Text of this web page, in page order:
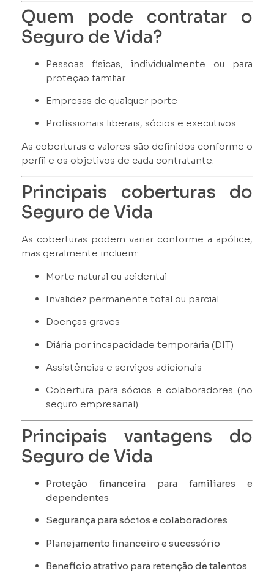
Quem pode contratar o
Seguro de Vida?
Pessoas físicas, individualmente ou para
proteção familiar
Empresas de qualquer porte
Profissionais liberais, sócios e executivos
As coberturas e valores são definidos conforme o
perfil e os objetivos de cada contratante.
Principais coberturas do
Seguro de Vida
As coberturas podem variar conforme a apólice,
mas geralmente incluem:
Morte natural ou acidental
Invalidez permanente total ou parcial
Doenças graves
Diária por incapacidade temporária (DIT)
Assistências e serviços adicionais
Cobertura para sócios e colaboradores (no
seguro empresarial)
Principais vantagens do
Seguro de Vida
Proteção financeira para familiares e
dependentes
Segurança para sócios e colaboradores
Planejamento financeiro e sucessório
Benefício atrativo para retenção de talentos